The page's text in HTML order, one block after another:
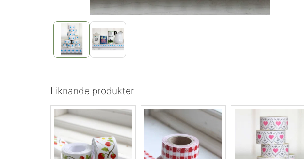
Liknande produkter